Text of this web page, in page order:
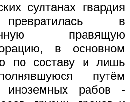
султанах гвардия
в
правящую
в основном
по составу и лишь
путём
иноземных рабов -